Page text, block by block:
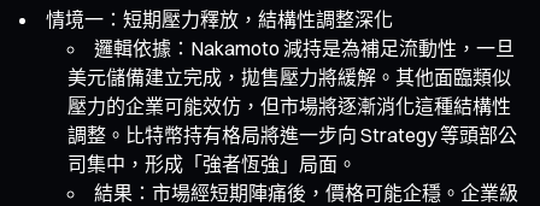
情境一：短期壓力釋放，結構性調整深化
邏輯依據：Nakamoto 減持是為補足流動性，一旦
美元儲備建立完成，拋售壓力將緩解。其他面臨類似
壓力的企業可能效仿，但市場將逐漸消化這種結構性
調整。比特幣持有格局將進一步向 Strategy 等頭部公
司集中，形成「強者恆強」局面。
結果：市場經短期陣痛後，價格可能企穩。企業級